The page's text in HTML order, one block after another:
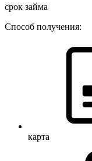
срок займа
Способ получения:
карта